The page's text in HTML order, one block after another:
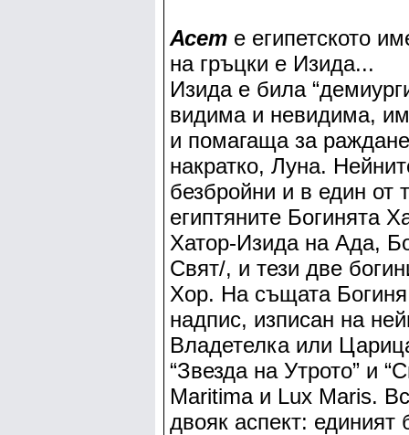
Асет е египетското
на гръцки е Изида...
Изида е била
видима и невидима,
и помагаща за
накратко, Луна.
безбройни и в един от
египтяните Богинята
Хатор-Изида на Ада,
Свят/, и тези две
Хор. На същата
надпис, изписан на
Владетелка или
“Звезда на Утрото” и
Maritima и Lux Maris.
двояк аспект: единият